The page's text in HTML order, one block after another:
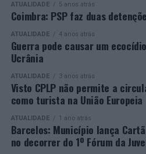
para o sucesso desta edição do
A Escola de Tecnologia e
afirmar-se como uma referência
profissional e na qualificação
para o desenvolvimento de
empregabilidade e a
concelho e da região.
A Empresa Municipal de
felicita todos os diplomados
ATUALIDADE 5 anos atrás
Coimbra: PSP faz duas
ATUALIDADE 4 anos atrás
Guerra pode causar um
Ucrânia
ATUALIDADE 3 anos atrás
Visto CPLP não permite a
como turista na União Europeia
ATUALIDADE 1 ano atrás
Barcelos: Município lança
no decorrer do 1º Fórum da